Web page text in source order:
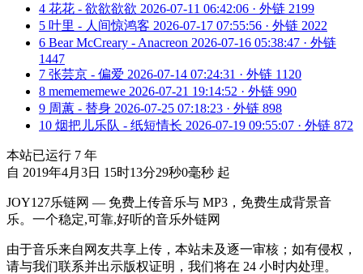
4 花花 - 欲欲欲欲 2026-07-11 06:42:06 · 外链 2199
5 叶里 - 人间惊鸿客 2026-07-17 07:55:56 · 外链 2022
6 Bear McCreary - Anacreon 2026-07-16 05:38:47 · 外链
1447
7 张芸京 - 偏爱 2026-07-14 07:24:31 · 外链 1120
8 memememewe 2026-07-21 19:14:52 · 外链 990
9 周蕙 - 替身 2026-07-25 07:18:23 · 外链 898
10 烟把儿乐队 - 纸短情长 2026-07-19 09:55:07 · 外链 872
本站已运行 7 年
自 2019年4月3日 15时13分29秒0毫秒 起
JOY127乐链网 — 免费上传音乐与 MP3，免费生成背景音
乐。一个稳定,可靠,好听的音乐外链网
由于音乐来自网友共享上传，本站未及逐一审核；如有侵权，
请与我们联系并出示版权证明，我们将在 24 小时内处理。